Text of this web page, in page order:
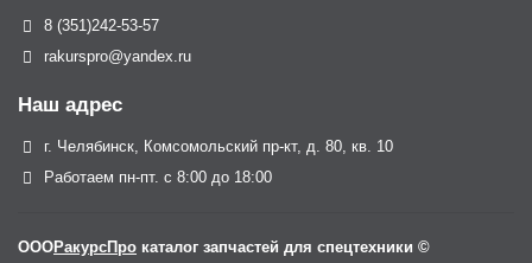
8 (351)242-53-57
rakurspro@yandex.ru
Наш адрес
г. Челябинск, Комсомольский пр-кт, д. 80, кв. 10
Работаем пн-пт. с 8:00 до 18:00
ОООРакурсПро каталог запчастей для спецтехники ©